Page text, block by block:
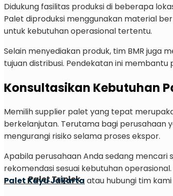
Palet Triplek
Didukung fasilitas produksi di beberapa
Palet diproduksi menggunakan material
untuk kebutuhan operasional tertentu.
Selain menyediakan produk, tim BMR juga
tujuan distribusi. Pendekatan ini
Konsultasikan Kebutuhan
Memilih supplier palet yang tepat
berkelanjutan. Terutama bagi perusahaan
mengurangi risiko selama proses ekspor.
Apabila perusahaan Anda sedang mencari
rekomendasi sesuai kebutuhan
Palet Kayu Jakarta atau hubungi tim